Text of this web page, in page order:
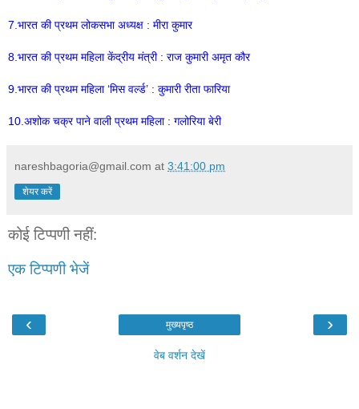
7.भारत की प्रथम लोकसभा अध्यक्ष : मीरा कुमार
8.भारत की प्रथम महिला केंद्रीय मंत्री : राज कुमारी अमृत कौर
9.भारत की प्रथम महिला ‘मिस वर्ल्ड’ : कुमारी रीता फारिया
10.अशोक चक्र पाने वाली प्रथम महिला : गलोरिया बेरी
nareshbagoria@gmail.com at 3:41:00 pm
शेयर करें
कोई टिप्पणी नहीं:
एक टिप्पणी भेजें
‹ ›
मुख्यपृष्ठ
वेब वर्शन देखें